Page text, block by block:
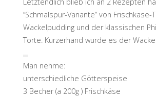
“Schmalspur-Variante” von Frischkäse-
Wackelpudding und der klassischen
Torte. Kurzerhand wurde es der
Man nehme:
unterschiedliche Götterspeise
3 Becher (a 200g ) Frischkäse